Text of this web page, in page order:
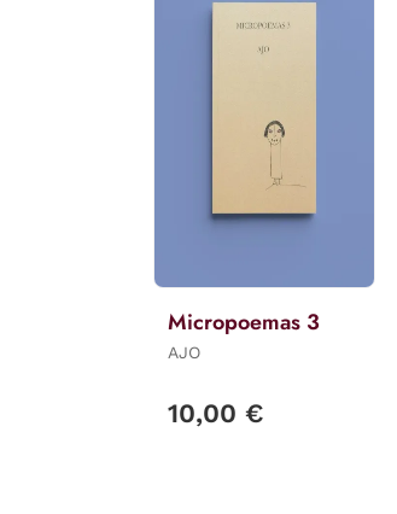
Micropoemas 3
AJO
10,00 €